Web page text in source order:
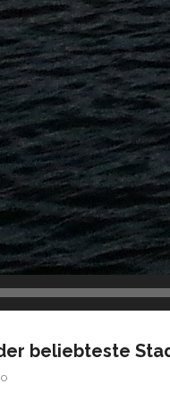
beliebteste